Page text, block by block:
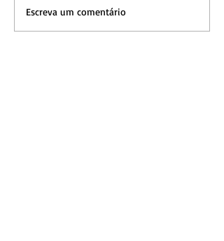
Escreva um comentário